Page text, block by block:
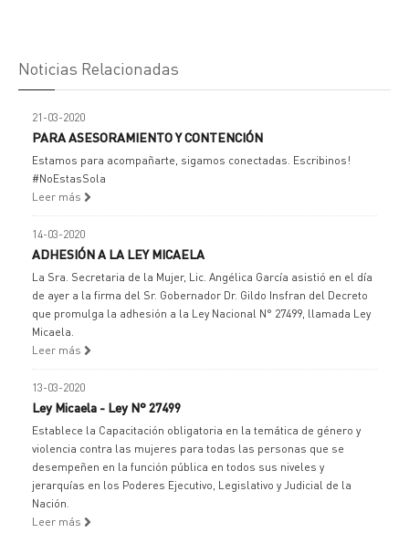
Noticias Relacionadas
21-03-2020
PARA ASESORAMIENTO Y CONTENCIÓN
Estamos para acompañarte, sigamos conectadas. Escribinos!
#NoEstasSola
Leer más
14-03-2020
ADHESIÓN A LA LEY MICAELA
La Sra. Secretaria de la Mujer, Lic. Angélica García asistió en el día
de ayer a la firma del Sr. Gobernador Dr. Gildo Insfran del Decreto
que promulga la adhesión a la Ley Nacional N° 27499, llamada Ley
Micaela.
Leer más
13-03-2020
Ley Micaela - Ley N° 27499
Establece la Capacitación obligatoria en la temática de género y
violencia contra las mujeres para todas las personas que se
desempeñen en la función pública en todos sus niveles y
jerarquías en los Poderes Ejecutivo, Legislativo y Judicial de la
Nación.
Leer más